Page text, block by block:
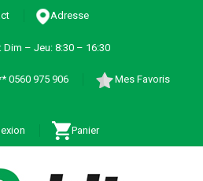
Adresse
Dim – Jeu: 8:30 – 16:30
0560 975 906 Mes Favoris
Panier